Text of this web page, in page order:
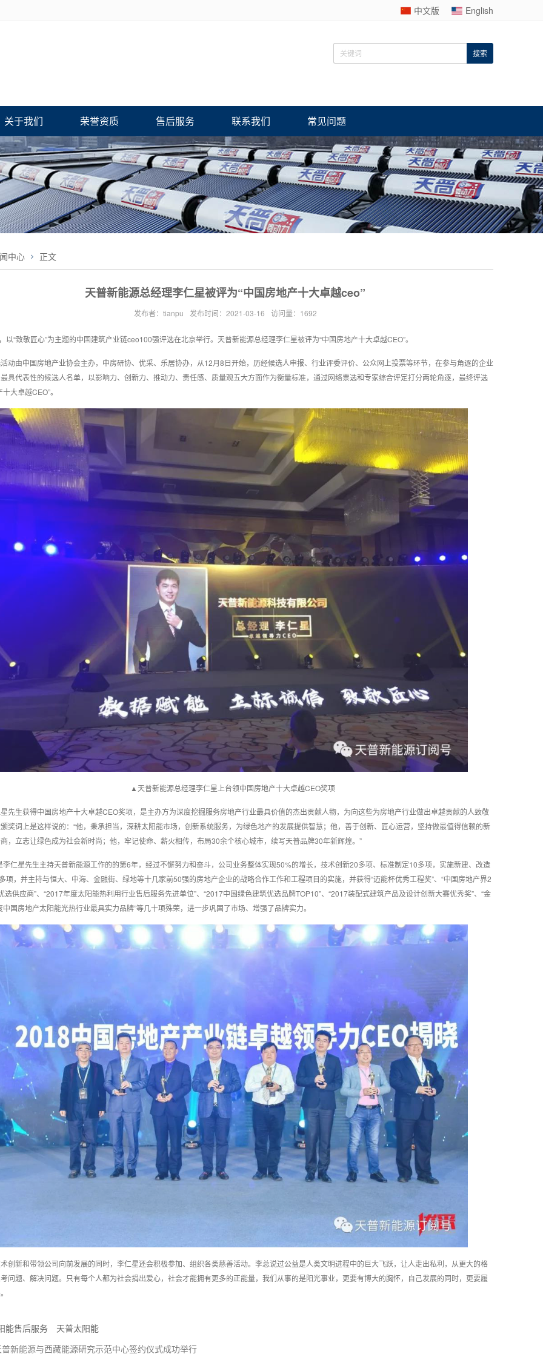
中文版 English
关于我们 荣誉资质 售后服务 联系我们 常见问题
中心 正文
天普新能源总经理李仁星被评为“中国房地产十大卓越ceo”
发布者：tianpu 发布时间：2021-03-16 访问量：1692
以“致敬匠心”为主题的中国建筑产业链ceo100强评选在北京举行。天普新能源总经理李仁星被评为“中国房地产十大卓越CEO”。
动由中国房地产业协会主办，中房研协、优采、乐居协办，从12月8日开始，历经候选人申报、行业评委评价、公众网上投票等环节，在参与角逐的企业
具代表性的候选人名单，以影响力、创新力、推动力、责任感、质量观五大方面作为衡量标准，通过网络票选和专家综合评定打分两轮角逐，最终评选
大卓越CEO”。
▲天普新能源总经理李仁星上台领中国房地产十大卓越CEO奖项
先生获得中国房地产十大卓越CEO奖项，是主办方为深度挖掘服务房地产行业最具价值的杰出贡献人物，为向这些为房地产行业做出卓越贡献的人致敬
奖词上是这样说的：“他，秉承担当，深耕太阳能市场，创新系统服务，为绿色地产的发展提供智慧；他，善于创新、匠心运营，坚持做最值得信赖的新
，立志让绿色成为社会新时尚；他，牢记使命、薪火相传，布局30余个核心城市，续写天普品牌30年新辉煌。”
李仁星先生主持天普新能源工作的的第6年，经过不懈努力和奋斗，公司业务整体实现50%的增长，技术创新20多项、标准制定10多项，实施新建、改造
项，并主持与恒大、中海、金融街、绿地等十几家前50强的房地产企业的战略合作工作和工程项目的实施，并获得“迈能杯优秀工程奖”、“中国房地产界2
选供应商”、“2017年度太阳能热利用行业售后服务先进单位”、“2017中国绿色建筑优选品牌TOP10”、“2017装配式建筑产品及设计创新大赛优秀奖”、“金
国房地产太阳能光热行业最具实力品牌”等几十项殊荣，进一步巩固了市场、增强了品牌实力。
创新和带领公司向前发展的同时，李仁星还会积极参加、组织各类慈善活动。李总说过公益是人类文明进程中的巨大飞跃，让人走出私利，从更大的格
问题、解决问题。只有每个人都为社会捐出爱心，社会才能拥有更多的正能量，我们从事的是阳光事业，更要有博大的胸怀，自己发展的同时，更要履
能售后服务
天普太阳能
新能源与西藏能源研究示范中心签约仪式成功举行